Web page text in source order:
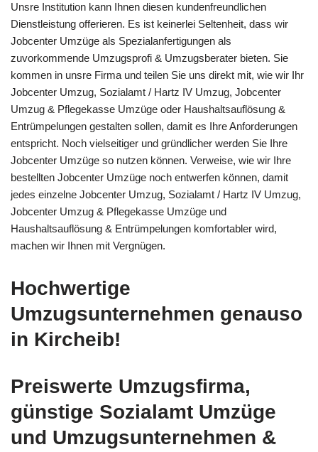
Unsre Institution kann Ihnen diesen kundenfreundlichen
Dienstleistung offerieren. Es ist keinerlei Seltenheit, dass wir
Jobcenter Umzüge als Spezialanfertigungen als
zuvorkommende Umzugsprofi & Umzugsberater bieten. Sie
kommen in unsre Firma und teilen Sie uns direkt mit, wie wir Ihr
Jobcenter Umzug, Sozialamt / Hartz IV Umzug, Jobcenter
Umzug & Pflegekasse Umzüge oder Haushaltsauflösung &
Entrümpelungen gestalten sollen, damit es Ihre Anforderungen
entspricht. Noch vielseitiger und gründlicher werden Sie Ihre
Jobcenter Umzüge so nutzen können. Verweise, wie wir Ihre
bestellten Jobcenter Umzüge noch entwerfen können, damit
jedes einzelne Jobcenter Umzug, Sozialamt / Hartz IV Umzug,
Jobcenter Umzug & Pflegekasse Umzüge und
Haushaltsauflösung & Entrümpelungen komfortabler wird,
machen wir Ihnen mit Vergnügen.
Hochwertige
Umzugsunternehmen genauso
in Kircheib!
Preiswerte Umzugsfirma,
günstige Sozialamt Umzüge
und Umzugsunternehmen &